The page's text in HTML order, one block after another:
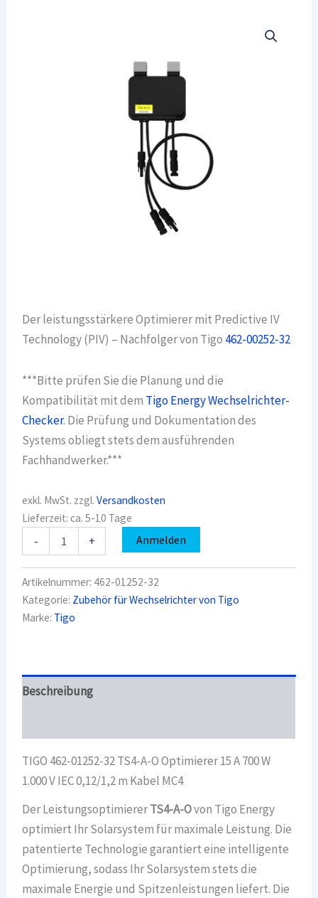
Der leistungsstärkere Optimierer mit Predictive IV
Technology (PIV) – Nachfolger von Tigo 462-00252-32
***Bitte prüfen Sie die Planung und die
Kompatibilität mit dem Tigo Energy Wechselrichter-
Checker. Die Prüfung und Dokumentation des
Systems obliegt stets dem ausführenden
Fachhandwerker.***
exkl. MwSt. zzgl.Versandkosten
Lieferzeit:ca. 5-10 Tage
-
462-
32
TS4-
A-
O
700
W
m
Kabel
MC4
Menge
+ Anmelden
Artikelnummer: 462-01252-32
Kategorie: Zubehör für Wechselrichter von Tigo
Marke: Tigo
Beschreibung
TIGO 462-01252-32 TS4-A-O Optimierer 15 A 700 W
1.000 V IEC 0,12/1,2 m Kabel MC4
Der LeistungsoptimiererTS4-A-Ovon Tigo Energy
optimiert Ihr Solarsystem für maximale Leistung. Die
patentierte Technologie garantiert eine intelligente
Optimierung, sodass Ihr Solarsystem stets die
maximale Energie und Spitzenleistungen liefert. Die